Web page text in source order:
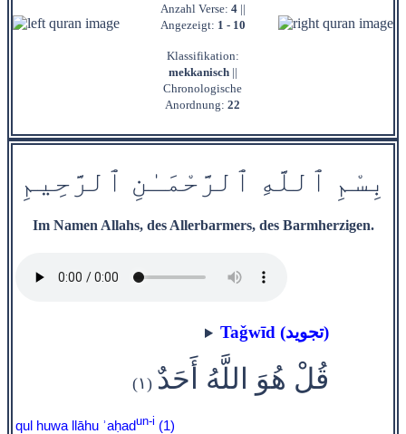
Anzahl Verse: 4 ||
Angezeigt: 1 - 10
Klassifikation:
mekkanisch||
Chronologische
Anordnung: 22
بِسْمِ ٱ للَّهِ ٱ لرَّحْمَ‍ـٰنِ ٱ ل‍‍رَّح‍ِ‍ي‍مِ
Im Namen Allahs, des Allerbarmers, des Barmherzigen.
Taǧwīd (تجويد)
قُلْ هُوَ اللَّهُ أَحَدٌ (١)
qul huwa llāhu ʾaḥadun-i (1)